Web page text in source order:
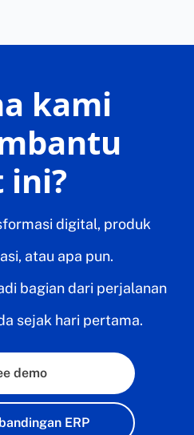
kami
ini?
digital, produk
atau apa pun.
bagian dari perjalanan
sejak hari pertama.
demo
ERP